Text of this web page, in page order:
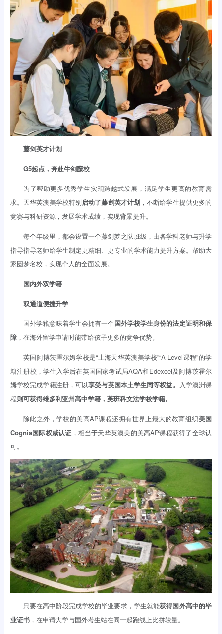
藤剑英才计划
G5起点，奔赴牛剑藤校
为了帮助更多优秀学生实现跨越式发展，满足学生更高的教育需
求。天华英澳美学校特别启动了藤剑英才计划 ，不断给学生提供更多的
竞赛与科研资源，发展学术成绩，实现背景提升。
每个年级里，都会设置一个藤剑梦之队班级，由各学科老师与升学
指导指导老师给学生制定更精细、更专业的学术能力提升方案。帮助大
家圆梦名校，实现个人的全面发展。
国内外双学籍
双通道便捷升学
国外学籍意味着学生会拥有一个国外学校学生身份的法定证明和保
障，在海外留学申请时能带给孩子更多的竞争优势。
英国阿博茨霍尔姆学校是“上海天华英澳美学校”“A-Level课程”的学
籍注册校，学生入学后在英国国家考试局AQA和Edexcel及阿博茨霍尔
姆学校完成学籍注册，可以享受与英国本土学生同等权益。 入学澳洲课
程则可获得维多利亚州高中学籍，芙班科文法学校学籍。
除此之外，学校的美高AP课程还拥有世界上最大的教育组织美国
Cognia国际权威认证 ，相当于天华英澳美的美高AP课程获得了全球认
可。
只要在高中阶段完成学校的毕业要求，学生就能获得国外高中的毕
业证书，在申请大学与国外考生站在同一起跑线上比拼较量。